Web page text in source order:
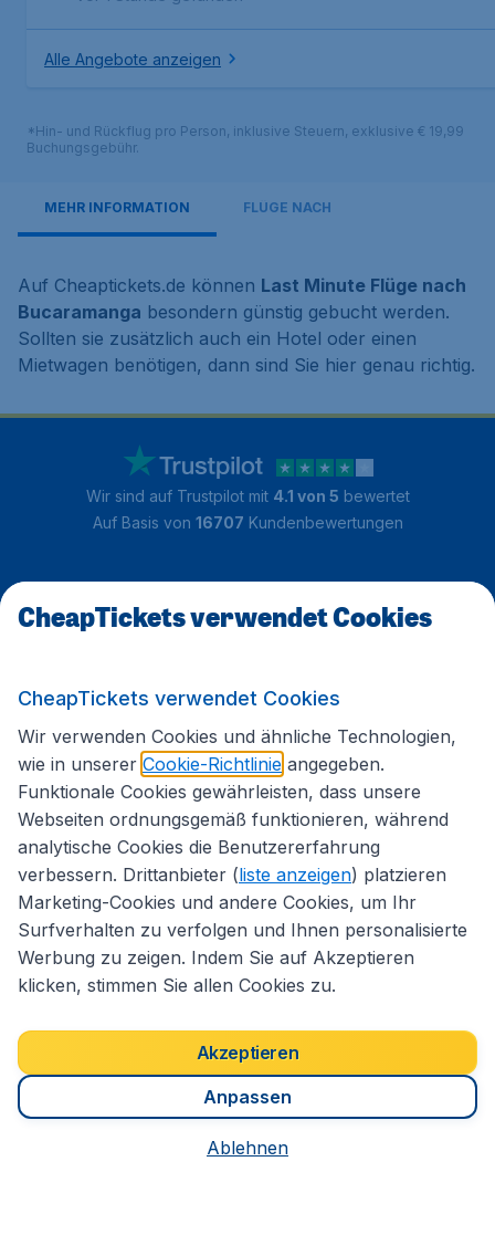
Alle Angebote anzeigen
*Hin- und Rückflug pro Person, inklusive Steuern, exklusive € 19,99
Buchungsgebühr.
MEHR INFORMATION FLÜGE NACH
Auf Cheaptickets.de können Last Minute Flüge nach
Bucaramanga besondern günstig gebucht werden.
Sollten sie zusätzlich auch ein Hotel oder einen
Mietwagen benötigen, dann sind Sie hier genau richtig.
Wir sind auf Trustpilot mit 4.1 von 5 bewertet
Auf Basis von 16707 Kundenbewertungen
Internationale Webseiten
Folgen Sie uns:
Erklärung zur Zugänglichkeit
CheapTickets verwendet Cookies
CheapTickets verwendet Cookies
Wir verwenden Cookies und ähnliche Technologien,
wie in unserer Cookie-Richtlinie angegeben.
Funktionale Cookies gewährleisten, dass unsere
Webseiten ordnungsgemäß funktionieren, während
analytische Cookies die Benutzererfahrung
verbessern. Drittanbieter (liste anzeigen) platzieren
Marketing-Cookies und andere Cookies, um Ihr
Surfverhalten zu verfolgen und Ihnen personalisierte
Werbung zu zeigen. Indem Sie auf Akzeptieren
klicken, stimmen Sie allen Cookies zu.
Akzeptieren
Anpassen
Ablehnen